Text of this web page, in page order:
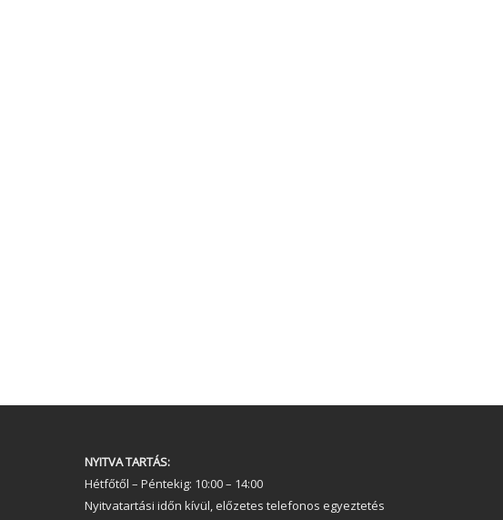
NYITVA TARTÁS:
Hétfőtől – Péntekig: 10:00 – 14:00
Nyitvatartási időn kívül, előzetes telefonos egyeztetés